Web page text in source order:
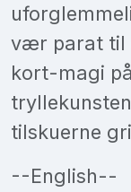
vær parat til
kort-magi
tilskuerne
--English--